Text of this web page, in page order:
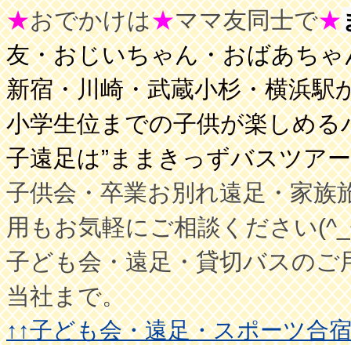
★おでかけは★ママ友同士で★
友・おじいちゃん・おばあちゃ
新宿・川崎・武蔵小杉・横浜
小学生位までの子供が楽しめる
子遠足は”ままきっずバスツア
子供会・卒業お別れ遠足・家
用もお気軽にご相談ください
子ども会・遠足・貸切バスの
当社まで。
↑↑子ども会・遠足・スポーツ合